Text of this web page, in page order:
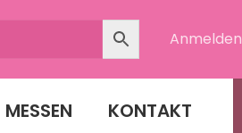
Anmelden
MESSEN KONTAKT